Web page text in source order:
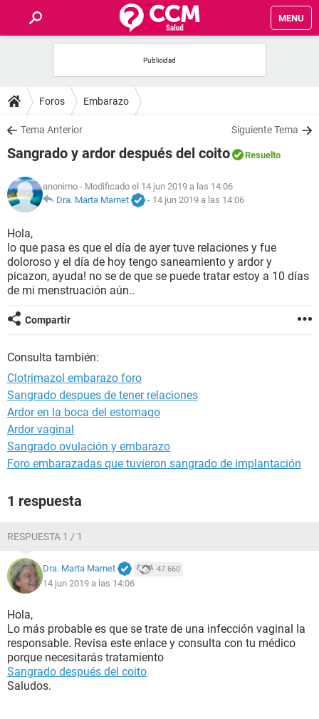
MENU
FOROS
SALUD
FAMILIA
NUTRICIÓN
BIENESTAR
SEXUALIDAD
GLOSARIO
Foros Embarazo
Tema Anterior Siguiente Tema
Sangrado y ardor después del coito Resuelto
anonimo - Modificado el 14 jun 2019 a las 14:06
Dra. Marta Marnet
- 14 jun 2019 a las 14:06
Hola,
lo que pasa es que el día de ayer tuve relaciones y fue
doloroso y el día de hoy tengo saneamiento y ardor y
picazon, ayuda! no se de que se puede tratar estoy a 10 días
de mi menstruación aún..
Compartir
Consulta también:
Clotrimazol embarazo foro
Sangrado despues de tener relaciones
Ardor en la boca del estomago
Ardor vaginal
Sangrado ovulación y embarazo
Foro embarazadas que tuvieron sangrado de implantación
1 respuesta
RESPUESTA 1 / 1
Dra. Marta Marnet 47.660
14 jun 2019 a las 14:06
Hola,
Lo más probable es que se trate de una infección vaginal la
responsable. Revisa este enlace y consulta con tu médico
porque necesitarás tratamiento
Sangrado después del coito
Saludos.